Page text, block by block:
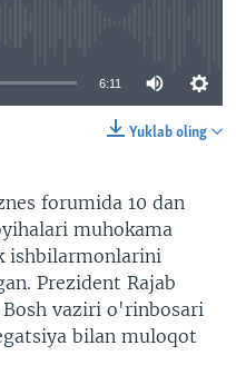
available
6:11
Yuklab oling
forumida 10 dan
muhokama
ishbilarmonlarini
Prezident Rajab
vaziri o'rinbosari
bilan muloqot